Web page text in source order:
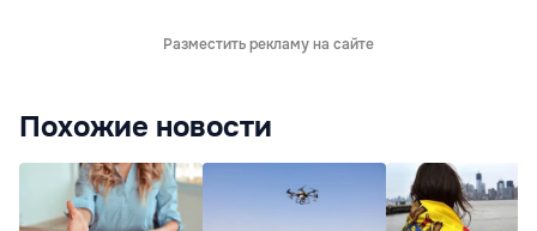
Разместить рекламу на сайте
Похожие новости